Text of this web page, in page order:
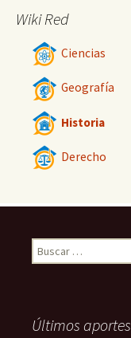
Wiki Red
Ciencias
Geografía
Historia
Derecho
Buscar:
Últimos aportes